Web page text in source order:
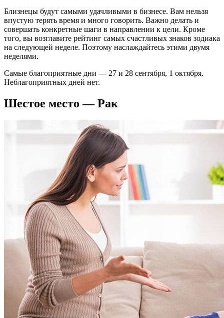
Близнецы будут самыми удачливыми в бизнесе. Вам нельзя
впустую терять время и много говорить. Важно делать и
совершать конкретные шаги в направлении к цели. Кроме
того, вы возглавите рейтинг самых счастливых знаков зодиака
на следующей неделе. Поэтому наслаждайтесь этими двумя
неделями.
Самые благоприятные дни — 27 и 28 сентября, 1 октября.
Неблагоприятных дней нет.
Шестое место — Рак